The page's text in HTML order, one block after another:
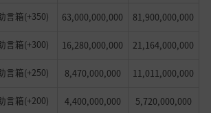
言箱(+350) 63,000,000,000 81,900,000,000
言箱(+300) 16,280,000,000 21,164,000,000
言箱(+250) 8,470,000,000 11,011,000,000
言箱(+200) 4,400,000,000 5,720,000,000